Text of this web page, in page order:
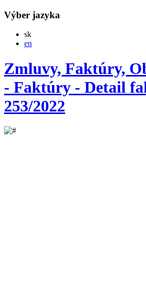
Výber jazyka
skSlovensky
en
Zmluvy, Faktúry,
- Faktúry - Detail
253/2022